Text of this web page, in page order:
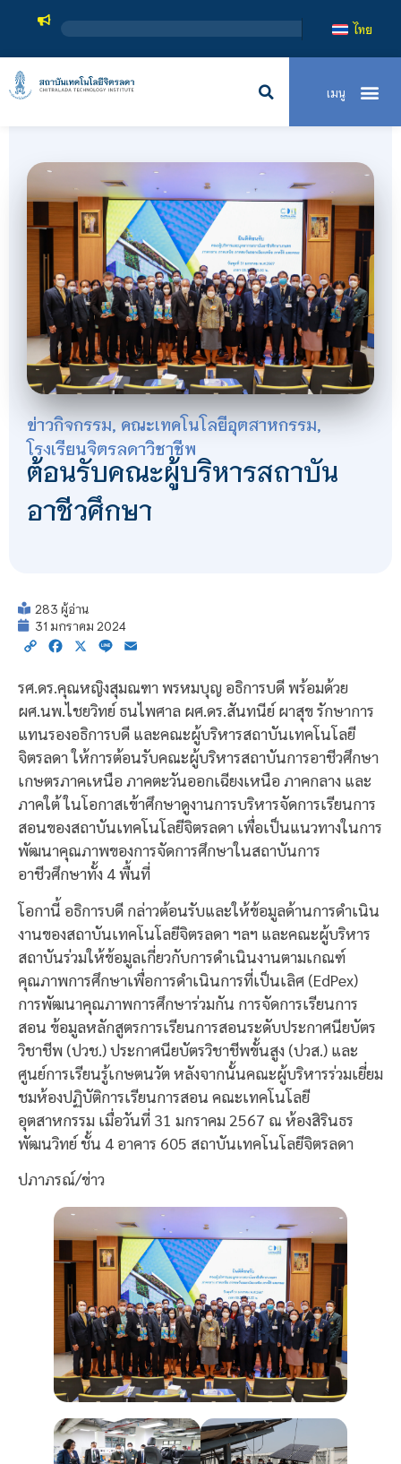
สถาบันเทคโ
ไทย
ข่าวกิจกรรม คณะเทคโนโลยีอุตสาหกรรม
โรงเรียนจิตรลดาวิชาชีพ
ต้อนรับคณะผู้บริหารสถาบัน
อาชีวศึกษา
283 ผู้อ่าน
31 มกราคม 2024
Copy Facebook
X Line
รศ.ดร.คุณหญิงสุมณฑา พรหมบุญ อธิการบดี พร้อมด้วย
ผศ.นพ.ไชยวิทย์ ธนไพศาล ผศ.ดร.สันทนีย์ ผาสุข รักษาการ
แทนรองอธิการบดี และคณะผู้บริหารสถาบันเทคโนโลยี
จิตรลดา ให้การต้อนรับคณะผู้บริหารสถาบันการอาชีวศึกษา
เกษตรภาคเหนือ ภาคตะวันออกเฉียงเหนือ ภาคกลาง และ
ภาคใต้ ในโอกาสเข้าศึกษาดูงานการบริหารจัดการเรียนการ
สอนของสถาบันเทคโนโลยีจิตรลดา เพื่อเป็นแนวทางในการ
พัฒนาคุณภาพของการจัดการศึกษาในสถาบันการ
อาชีวศึกษาทั้ง 4 พื้นที่
โอกานี้ อธิการบดี กล่าวต้อนรับและให้ข้อมูลด้านการดำเนิน
งานของสถาบันเทคโนโลยีจิตรลดา ฯลฯ และคณะผู้บริหาร
สถาบันร่วมให้ข้อมูลเกี่ยวกับการดำเนินงานตามเกณฑ์
คุณภาพการศึกษาเพื่อการดำเนินการที่เป็นเลิศ (EdPex)
การพัฒนาคุณภาพการศึกษาร่วมกัน การจัดการเรียนการ
สอน ข้อมูลหลักสูตรการเรียนการสอนระดับประกาศนียบัตร
วิชาชีพ (ปวช.) ประกาศนียบัตรวิชาชีพขั้นสูง (ปวส.) และ
ศูนย์การเรียนรู้เกษตนวัต หลังจากนั้นคณะผู้บริหารร่วมเยี่ยม
ชมห้องปฏิบัติการเรียนการสอน คณะเทคโนโลยี
อุตสาหกรรม เมื่อวันที่ 31 มกราคม 2567 ณ ห้องสิรินธร
พัฒนวิทย์ ชั้น 4 อาคาร 605 สถาบันเทคโนโลยีจิตรลดา
ปภาภรณ์/ข่าว